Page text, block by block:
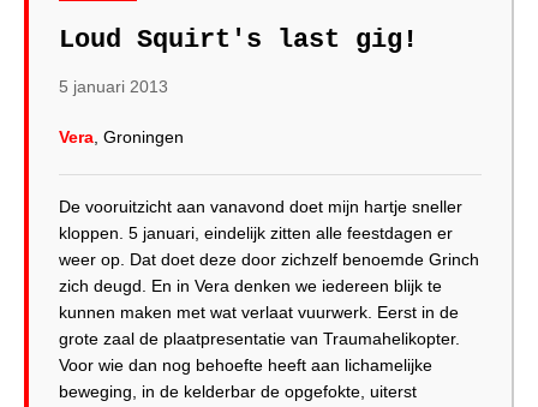
Loud Squirt's last gig!
5 januari 2013
Vera , Groningen
De vooruitzicht aan vanavond doet mijn hartje sneller
kloppen. 5 januari, eindelijk zitten alle feestdagen er
weer op. Dat doet deze door zichzelf benoemde Grinch
zich deugd. En in Vera denken we iedereen blijk te
kunnen maken met wat verlaat vuurwerk. Eerst in de
grote zaal de plaatpresentatie van Traumahelikopter.
Voor wie dan nog behoefte heeft aan lichamelijke
beweging, in de kelderbar de opgefokte, uiterst